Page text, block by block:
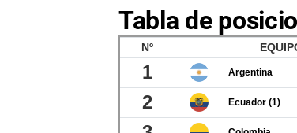
Tabla de